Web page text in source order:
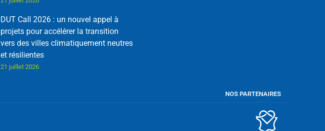
DUT Call 2026 : un nouvel appel à
projets pour accélérer la transition
vers des villes climatiquement neutres
et résilientes
21 juillet 2026